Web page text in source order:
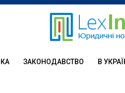
ЗАКОНОДАВСТВО В